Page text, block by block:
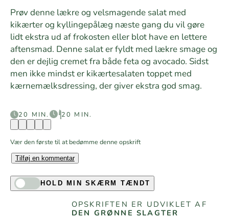
Prøv denne lækre og velsmagende salat med
kikærter og kyllingepålæg næste gang du vil gøre
lidt ekstra ud af frokosten eller blot have en lettere
aftensmad. Denne salat er fyldt med lækre smage og
den er dejlig cremet fra både feta og avocado. Sidst
men ikke mindst er kikærtesalaten toppet med
kærnemælksdressing, der giver ekstra god smag.
20 MIN. 20 MIN.
Vær den første til at bedømme denne opskrift
Tilføj en kommentar
HOLD MIN SKÆRM TÆNDT
OPSKRIFTEN ER UDVIKLET AF
DEN GRØNNE SLAGTER